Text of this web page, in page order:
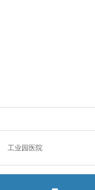
工业园医院